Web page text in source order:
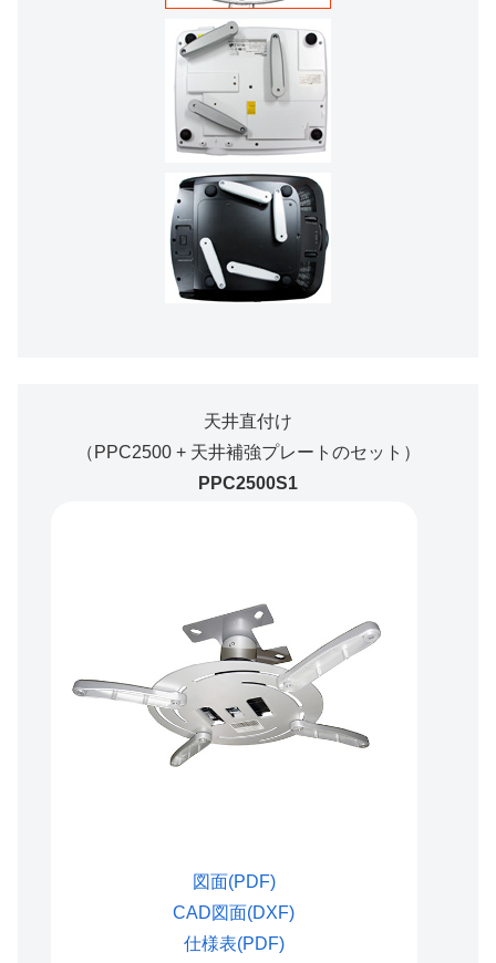
天井直付け
（PPC2500 + 天井補強プレートのセット）
PPC2500S1
図面(PDF)
CAD図面(DXF)
仕様表(PDF)